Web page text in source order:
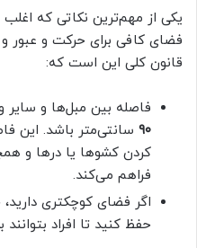
یکی از مهم‌ترین نکاتی که
فضای کافی برای حرکت و عبور
قانون کلی این است که:
فاصله بین مبل‌ها و سایر
۹۰ سانتی‌متر باشد. این
کردن کشوها یا درها و
فراهم می‌کند.
اگر فضای کوچکتری
حفظ کنید تا افراد